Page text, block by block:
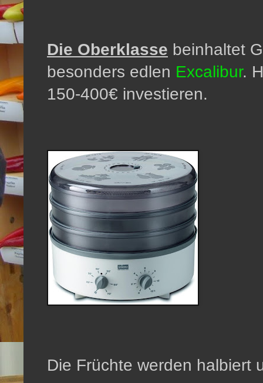
Die Oberklasse beinhaltet
besonders edlen Excalibur.
150-400€ investieren.
Die Früchte werden halbiert